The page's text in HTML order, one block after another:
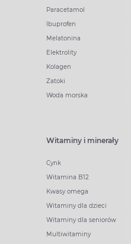
Paracetamol
Ibuprofen
Melatonina
Elektrolity
Kolagen
Zatoki
Woda morska
Witaminy i minerały
Cynk
Witamina B12
Kwasy omega
Witaminy dla dzieci
Witaminy dla seniorów
Multiwitaminy